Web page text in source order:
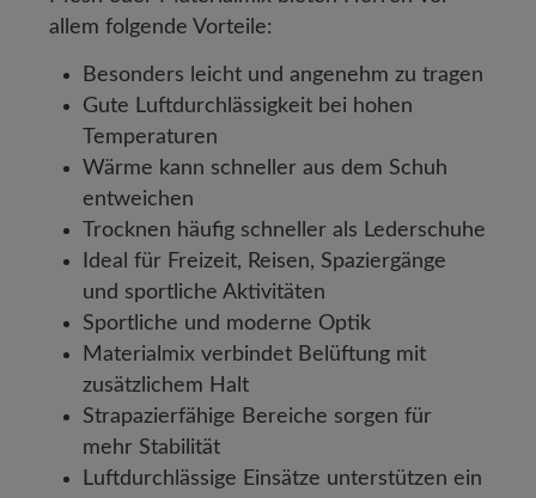
allem folgende Vorteile:
Besonders leicht und angenehm zu tragen
Gute Luftdurchlässigkeit bei hohen
Temperaturen
Wärme kann schneller aus dem Schuh
entweichen
Trocknen häufig schneller als Lederschuhe
Ideal für Freizeit, Reisen, Spaziergänge
und sportliche Aktivitäten
Sportliche und moderne Optik
Materialmix verbindet Belüftung mit
zusätzlichem Halt
Strapazierfähige Bereiche sorgen für
mehr Stabilität
Luftdurchlässige Einsätze unterstützen ein